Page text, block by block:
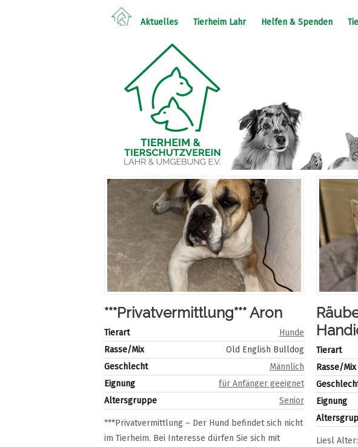
Aktuelles Tierheim Lahr Helfen & Spenden
***Privatvermittlung*** Aron
Tierart
Hunde
Rasse/Mix
Old English Bulldog
Geschlecht
Männlich
Eignung
für Anfänger geeignet
Altersgruppe
Senior
***Privatvermittlung – Der Hund befindet sich nicht
im Tierheim. Bei Interesse dürfen Sie sich mit
Tierart
Rasse/Mix
Eignung
Liesl